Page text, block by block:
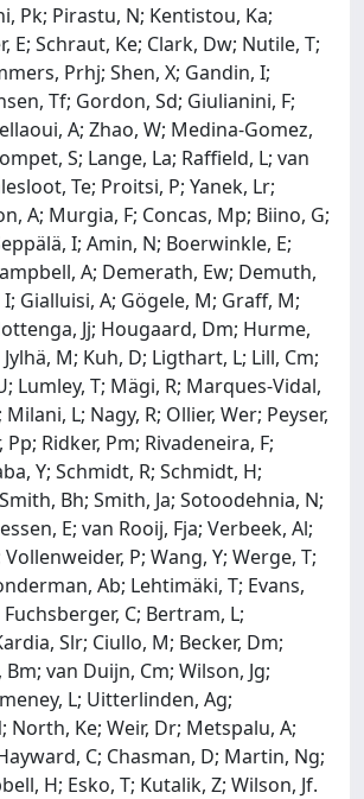
Pk; Pirastu, N; Kentistou, Ka;
E; Schraut, Ke; Clark, Dw; Nutile, T;
Prhj; Shen, X; Gandin, I;
Tf; Gordon, Sd; Giulianini, F;
A; Zhao, W; Medina-Gomez,
S; Lange, La; Raffield, L; van
Te; Proitsi, P; Yanek, Lr;
A; Murgia, F; Concas, Mp; Biino, G;
I; Amin, N; Boerwinkle, E;
A; Demerath, Ew; Demuth,
I; Gialluisi, A; Gögele, M; Graff, M;
Jj; Hougaard, Dm; Hurme,
M; Kuh, D; Ligthart, L; Lill, Cm;
Lumley, T; Mägi, R; Marques-Vidal,
L; Nagy, R; Ollier, Wer; Peyser,
Ridker, Pm; Rivadeneira, F;
Y; Schmidt, R; Schmidt, H;
Bh; Smith, Ja; Sotoodehnia, N;
E; van Rooij, Fja; Verbeek, Al;
P; Wang, Y; Werge, T;
Ab; Lehtimäki, T; Evans,
C; Bertram, L;
Slr; Ciullo, M; Becker, Dm;
van Duijn, Cm; Wilson, Jg;
L; Uitterlinden, Ag;
North, Ke; Weir, Dr; Metspalu, A;
C; Chasman, D; Martin, Ng;
H; Esko, T; Kutalik, Z; Wilson, Jf.